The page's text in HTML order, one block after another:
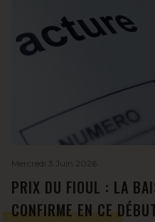
Mercredi 3 Juin 2026
PRIX DU FIOUL : LA
CONFIRME EN CE